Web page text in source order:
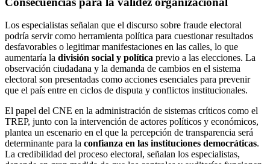
Los especialistas señalan que el discurso sobre fraude electoral
podría servir como herramienta política para cuestionar resultados
desfavorables o legitimar manifestaciones en las calles, lo que
aumentaría la división social y política previo a las elecciones. La
observación ciudadana y la demanda de cambios en el sistema
electoral son presentadas como acciones esenciales para prevenir
que el país entre en ciclos de disputa y conflictos institucionales.
El papel del CNE en la administración de sistemas críticos como el
TREP, junto con la intervención de actores políticos y económicos,
plantea un escenario en el que la percepción de transparencia será
determinante para la confianza en las instituciones democráticas.
La credibilidad del proceso electoral, señalan los especialistas,